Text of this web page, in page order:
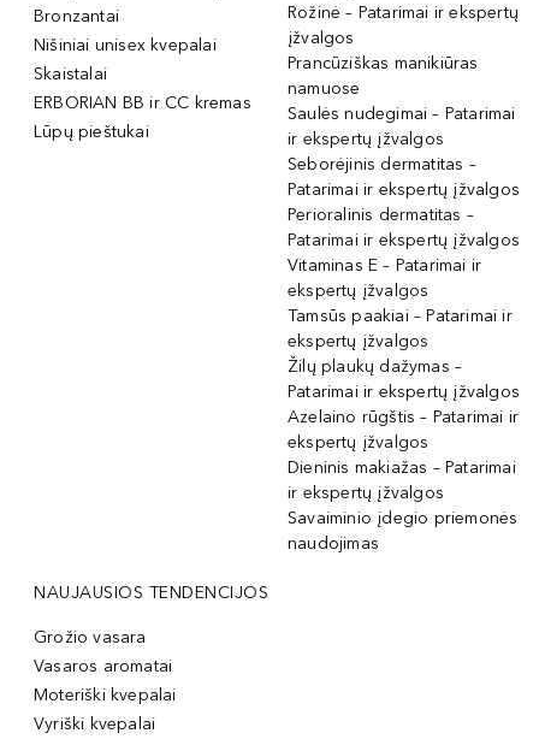
Bronzantai
Nišiniai unisex kvepalai
Skaistalai
ERBORIAN BB ir CC kremas
Lūpų pieštukai
Rožinė – Patarimai ir ekspertų
įžvalgos
Prancūziškas manikiūras
namuose
Saulės nudegimai – Patarimai
ir ekspertų įžvalgos
Seborėjinis dermatitas –
Patarimai ir ekspertų įžvalgos
Perioralinis dermatitas –
Patarimai ir ekspertų įžvalgos
Vitaminas E – Patarimai ir
ekspertų įžvalgos
Tamsūs paakiai – Patarimai ir
ekspertų įžvalgos
Žilų plaukų dažymas –
Patarimai ir ekspertų įžvalgos
Azelaino rūgštis – Patarimai ir
ekspertų įžvalgos
Dieninis makiažas – Patarimai
ir ekspertų įžvalgos
Savaiminio įdegio priemonės
naudojimas
NAUJAUSIOS TENDENCIJOS
Grožio vasara
Vasaros aromatai
Moteriški kvepalai
Vyriški kvepalai